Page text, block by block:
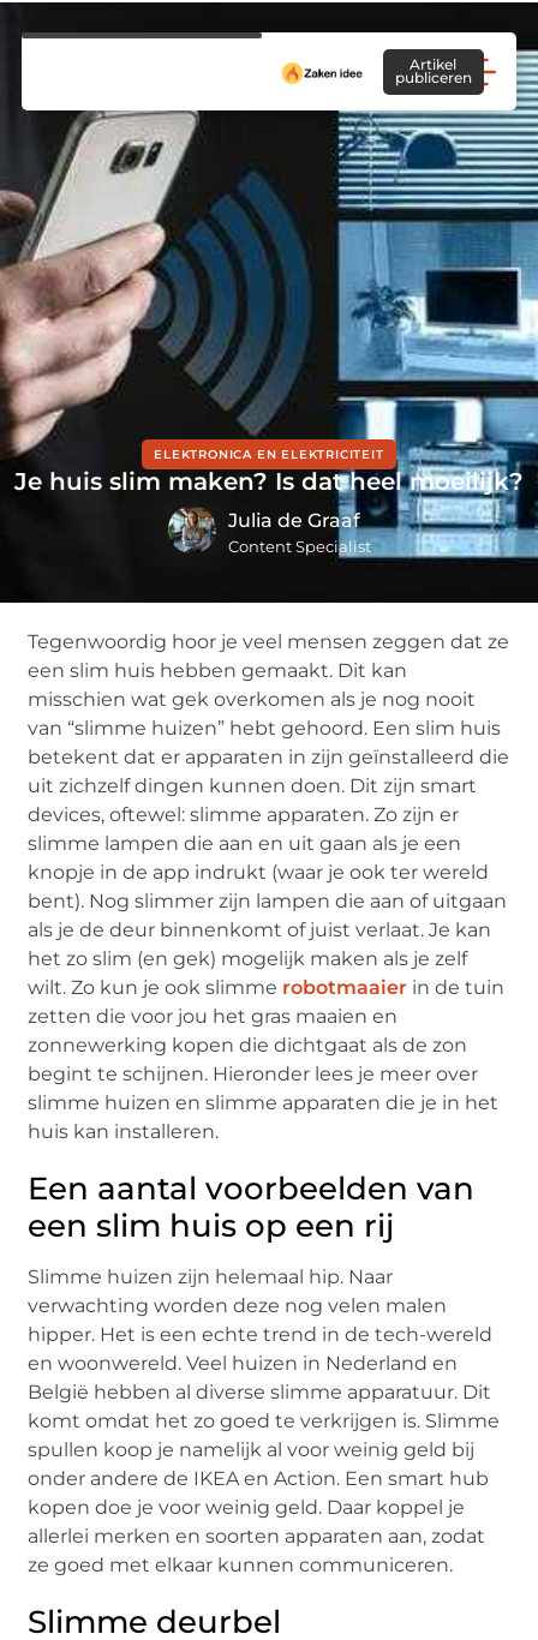
Artikel
publiceren
ELEKTRONICA EN ELEKTRICITEIT
Je huis slim maken? Is dat heel moeilijk?
Julia de Graaf
Content Specialist
Tegenwoordig hoor je veel mensen zeggen dat ze
een slim huis hebben gemaakt. Dit kan
misschien wat gek overkomen als je nog nooit
van “slimme huizen” hebt gehoord. Een slim huis
betekent dat er apparaten in zijn geïnstalleerd die
uit zichzelf dingen kunnen doen. Dit zijn smart
devices, oftewel: slimme apparaten. Zo zijn er
slimme lampen die aan en uit gaan als je een
knopje in de app indrukt (waar je ook ter wereld
bent). Nog slimmer zijn lampen die aan of uitgaan
als je de deur binnenkomt of juist verlaat. Je kan
het zo slim (en gek) mogelijk maken als je zelf
wilt. Zo kun je ook slimme robotmaaier in de tuin
zetten die voor jou het gras maaien en
zonnewerking kopen die dichtgaat als de zon
begint te schijnen. Hieronder lees je meer over
slimme huizen en slimme apparaten die je in het
huis kan installeren.
Een aantal voorbeelden van
een slim huis op een rij
Slimme huizen zijn helemaal hip. Naar
verwachting worden deze nog velen malen
hipper. Het is een echte trend in de tech-wereld
en woonwereld. Veel huizen in Nederland en
België hebben al diverse slimme apparatuur. Dit
komt omdat het zo goed te verkrijgen is. Slimme
spullen koop je namelijk al voor weinig geld bij
onder andere de IKEA en Action. Een smart hub
kopen doe je voor weinig geld. Daar koppel je
allerlei merken en soorten apparaten aan, zodat
ze goed met elkaar kunnen communiceren.
Slimme deurbel